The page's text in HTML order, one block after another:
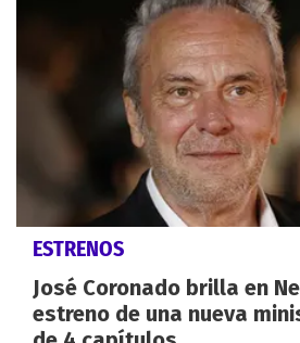
ESTRENOS
José Coronado brilla en
estreno de una nueva